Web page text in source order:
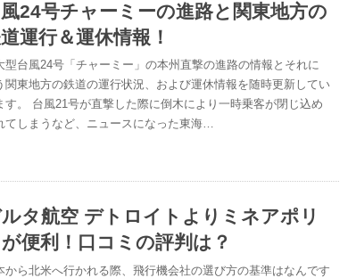
24号チャーミーの進路と関東地方の
運行＆運休情報！
型台風24号「チャーミー」の本州直撃の進路の情報とそれに
関東地方の鉄道の運行状況、および運休情報を随時更新してい
す。 台風21号が直撃した際に倒木により一時乗客が閉じ込め
てしまうなど、ニュースになった東海…
タ航空 デトロイトよりミネアポリ
便利！口コミの評判は？
から北米へ行かれる際、飛行機会社の選び方の基準はなんです